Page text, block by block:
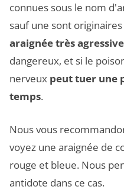
connues sous le nom
sauf une sont
araignée très agressive
dangereux, et si le
nerveux peut tuer une
temps.
Nous vous
voyez une araignée de
rouge et bleue. Nous
antidote dans ce cas.